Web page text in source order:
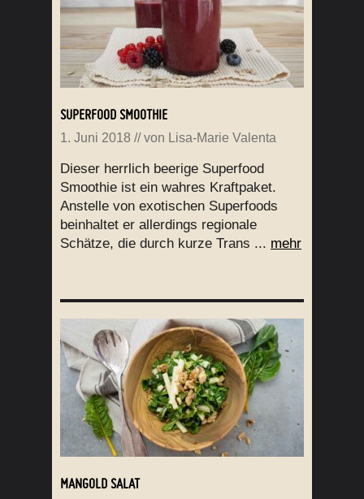
SUPERFOOD SMOOTHIE
1. Juni 2018 // von Lisa-Marie Valenta
Dieser herrlich beerige Superfood
Smoothie ist ein wahres Kraftpaket.
Anstelle von exotischen Superfoods
beinhaltet er allerdings regionale
Schätze, die durch kurze Trans ... mehr
MANGOLD SALAT